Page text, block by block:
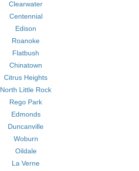
Clearwater
Centennial
Edison
Roanoke
Flatbush
Chinatown
Citrus Heights
North Little Rock
Rego Park
Edmonds
Duncanville
Woburn
Oildale
La Verne